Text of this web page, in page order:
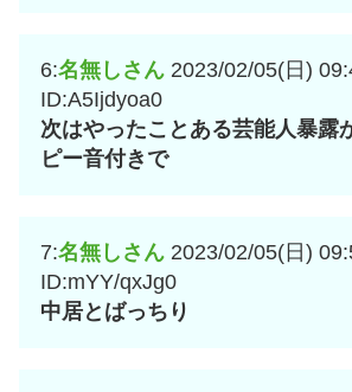
6:名無しさん 2023/02/05(日)
ID:A5Ijdyoa0
次はやったことある芸能人暴露
ピー音付きで
7:名無しさん 2023/02/05(日)
ID:mYY/qxJg0
中居とばっちり